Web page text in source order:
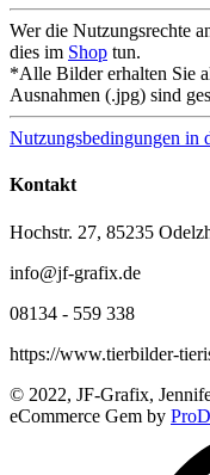
Wer die Nutzungsrechte
dies im Shop tun.
*Alle Bilder erhalten Sie
Ausnahmen (.jpg) sind
Nutzungsbedingungen in
Kontakt
Hochstr. 27, 85235
info@jf-grafix.de
08134 - 559 338
https://www.tierbilder-
© 2022, JF-Grafix,
eCommerce Gem by